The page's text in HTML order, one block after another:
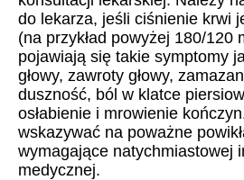
do lekarza, jeśli ciśnienie krwi
(na przykład powyżej 180/120
pojawiają się takie symptomy
głowy, zawroty głowy,
duszność, ból w klatce
osłabienie i mrowienie
wskazywać na poważne
wymagające natychmiastowej
medycznej.